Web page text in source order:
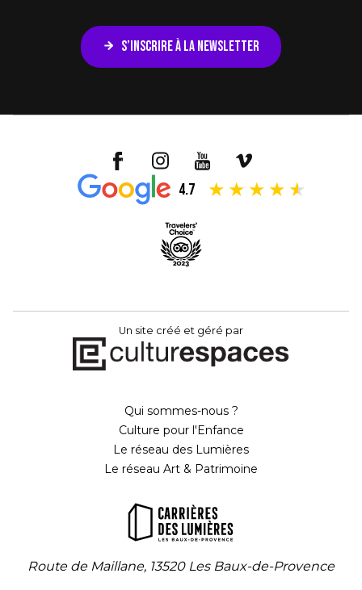
S’INSCRIRE À LA NEWSLETTER
4.7
Un site créé et géré par
Qui sommes-nous ?
Culture pour l'Enfance
Le réseau des Lumières
Le réseau Art & Patrimoine
Route de Maillane, 13520 Les Baux-de-Provence